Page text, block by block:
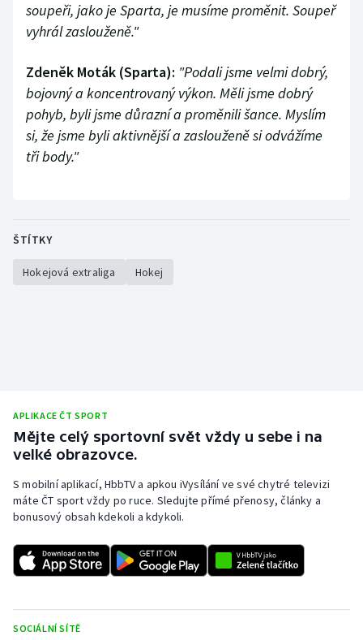
soupeři, jako je Sparta, je musíme proměnit. Soupeř
vyhrál zaslouženě."
Zdeněk Moták (Sparta): "Podali jsme velmi dobrý,
bojovný a koncentrovaný výkon. Měli jsme dobrý
pohyb, byli jsme důrazní a proměnili šance. Myslím
si, že jsme byli aktivnější a zaslouženě si odvážíme
tři body."
ŠTÍTKY
Hokejová extraliga Hokej
APLIKACE ČT SPORT
Mějte celý sportovní svět vždy u sebe i na
velké obrazovce.
S mobilní aplikací, HbbTV a apkou iVysílání ve své chytré televizi
máte ČT sport vždy po ruce. Sledujte přímé přenosy, články a
bonusový obsah kdekoli a kdykoli.
SOCIÁLNÍ SÍTĚ